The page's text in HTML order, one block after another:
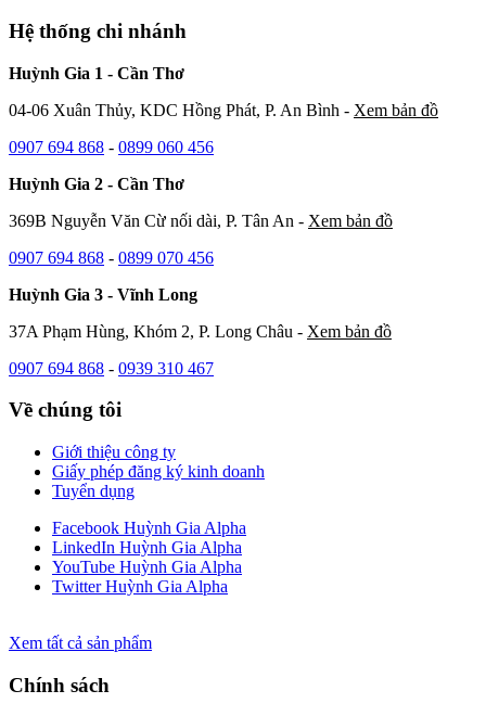
Hệ thống chi nhánh
Huỳnh Gia 1 - Cần Thơ
04-06 Xuân Thủy, KDC Hồng Phát, P. An Bình - Xem bản đồ
0907 694 868 - 0899 060 456
Huỳnh Gia 2 - Cần Thơ
369B Nguyễn Văn Cừ nối dài, P. Tân An - Xem bản đồ
0907 694 868 - 0899 070 456
Huỳnh Gia 3 - Vĩnh Long
37A Phạm Hùng, Khóm 2, P. Long Châu - Xem bản đồ
0907 694 868 - 0939 310 467
Về chúng tôi
Giới thiệu công ty
Giấy phép đăng ký kinh doanh
Tuyển dụng
Facebook Huỳnh Gia Alpha
LinkedIn Huỳnh Gia Alpha
YouTube Huỳnh Gia Alpha
Twitter Huỳnh Gia Alpha
Xem tất cả sản phẩm
Chính sách